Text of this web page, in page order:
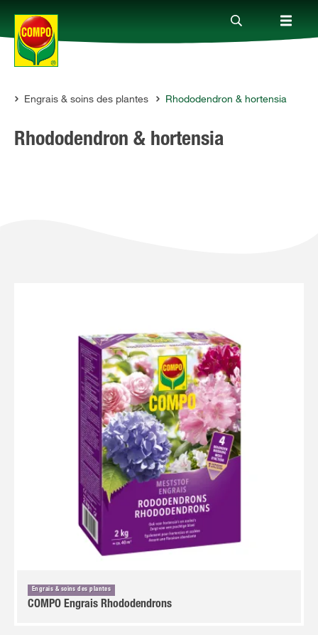
Produits
Conseil
Engrais & soins des plantes Rhododendron & hortensia
Rhododendron & hortensia
Engrais & soins des plantes
COMPO Engrais Rhododendrons